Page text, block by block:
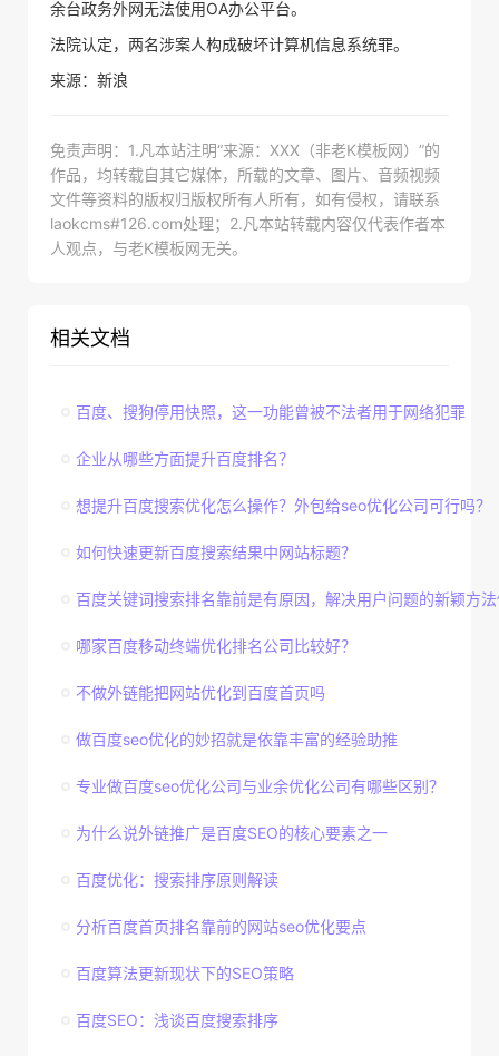
余台政务外网无法使用OA办公平台。
法院认定，两名涉案人构成破坏计算机信息系统罪。
来源：新浪
免责声明：1.凡本站注明“来源：XXX（非老K模板网）”的
作品，均转载自其它媒体，所载的文章、图片、音频视频
文件等资料的版权归版权所有人所有，如有侵权，请联系
laokcms#126.com处理；2.凡本站转载内容仅代表作者本
人观点，与老K模板网无关。
相关文档
百度、搜狗停用快照，这一功能曾被不法者用于网络犯罪
企业从哪些方面提升百度排名？
想提升百度搜索优化怎么操作？外包给seo优化公司可行吗？
如何快速更新百度搜索结果中网站标题？
百度关键词搜索排名靠前是有原因，解决用户问题的新颖方
哪家百度移动终端优化排名公司比较好？
不做外链能把网站优化到百度首页吗
做百度seo优化的妙招就是依靠丰富的经验助推
专业做百度seo优化公司与业余优化公司有哪些区别？
为什么说外链推广是百度SEO的核心要素之一
百度优化：搜索排序原则解读
分析百度首页排名靠前的网站seo优化要点
百度算法更新现状下的SEO策略
百度SEO：浅谈百度搜索排序